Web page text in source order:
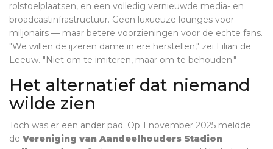
rolstoelplaatsen, en een volledig vernieuwde media- en
broadcastinfrastructuur. Geen luxueuze lounges voor
miljonairs — maar betere voorzieningen voor de echte fans.
"We willen de ijzeren dame in ere herstellen," zei Lilian de
Leeuw. "Niet om te imiteren, maar om te behouden."
Het alternatief dat niemand
wilde zien
Toch was er een ander pad. Op 1 november 2025 meldde
de Vereniging van Aandeelhouders Stadion